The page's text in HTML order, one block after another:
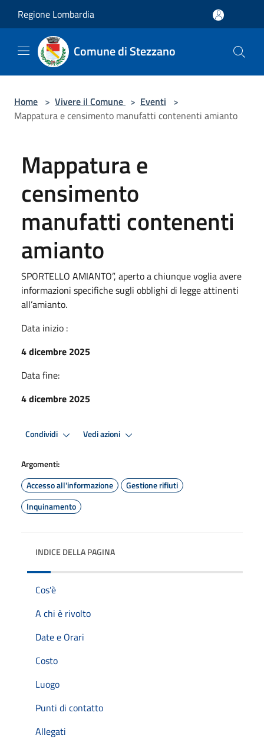
Regione Lombardia
Comune di Stezzano
Home > Vivere il Comune > Eventi >
Mappatura e censimento manufatti contenenti amianto
Mappatura e
censimento
manufatti contenenti
amianto
SPORTELLO AMIANTO”, aperto a chiunque voglia avere
informazioni specifiche sugli obblighi di legge attinenti
all’amianto.
Data inizio :
4 dicembre 2025
Data fine:
4 dicembre 2025
Condividi Vedi azioni
Argomenti:
Accesso all'informazione
Gestione rifiuti
Inquinamento
INDICE DELLA PAGINA
Cos'è
A chi è rivolto
Date e Orari
Costo
Luogo
Punti di contatto
Allegati